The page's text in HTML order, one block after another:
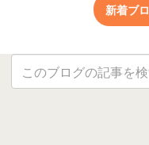
新着ブ